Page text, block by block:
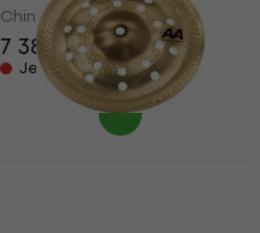
China činel
7 389 Kč
Jen na objednávku